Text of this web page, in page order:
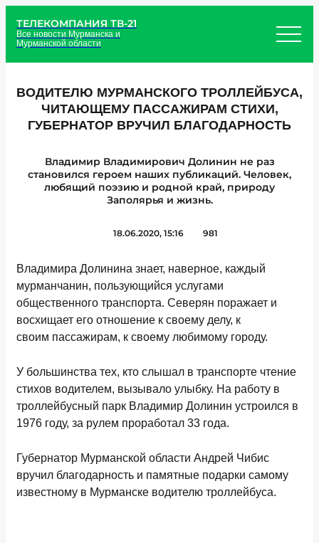
ТЕЛЕКОМПАНИЯ ТВ-21
Все новости Мурманска и
Мурманской области
ВОДИТЕЛЮ МУРМАНСКОГО ТРОЛЛЕЙБУСА,
ЧИТАЮЩЕМУ ПАССАЖИРАМ СТИХИ,
ГУБЕРНАТОР ВРУЧИЛ БЛАГОДАРНОСТЬ
Владимир Владимирович Долинин не раз
становился героем наших публикаций. Человек,
любящий поэзию и родной край, природу
Заполярья и жизнь.
18.06.2020, 15:16 981
Владимира Долинина знает, наверное, каждый
мурманчанин, пользующийся услугами
общественного транспорта. Северян поражает и
восхищает его отношение к своему делу, к
своим пассажирам, к своему любимому городу.
У большинства тех, кто слышал в транспорте чтение
стихов водителем, вызывало улыбку. На работу в
троллейбусный парк Владимир Долинин устроился в
1976 году, за рулем проработал 33 года.
Губернатор Мурманской области Андрей Чибис
вручил благодарность и памятные подарки самому
известному в Мурманске водителю троллейбуса.